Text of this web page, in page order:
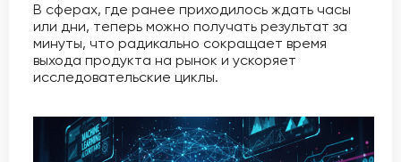
В сферах, где ранее приходилось ждать часы
или дни, теперь можно получать результат за
минуты, что радикально сокращает время
выхода продукта на рынок и ускоряет
исследовательские циклы.